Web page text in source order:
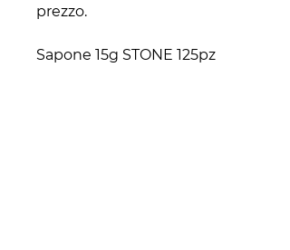
prezzo.
Sapone 15g STONE 125pz